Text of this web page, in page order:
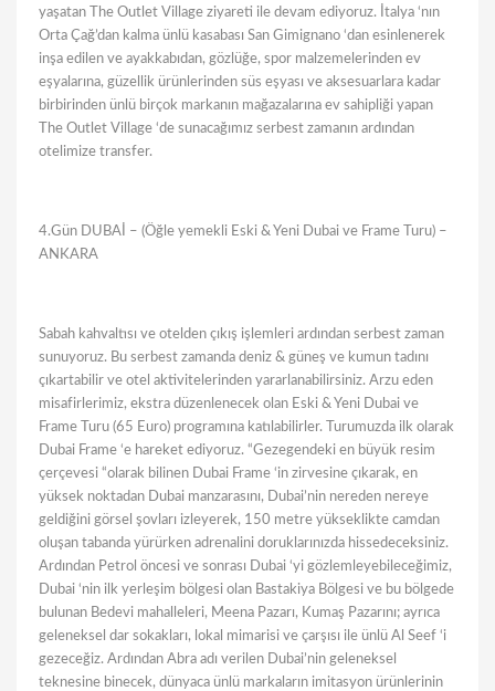
yaşatan The Outlet Village ziyareti ile devam ediyoruz. İtalya ‘nın
Orta Çağ’dan kalma ünlü kasabası San Gimignano ‘dan esinlenerek
inşa edilen ve ayakkabıdan, gözlüğe, spor malzemelerinden ev
eşyalarına, güzellik ürünlerinden süs eşyası ve aksesuarlara kadar
birbirinden ünlü birçok markanın mağazalarına ev sahipliği yapan
The Outlet Village ‘de sunacağımız serbest zamanın ardından
otelimize transfer.
4.Gün DUBAİ – (Öğle yemekli Eski & Yeni Dubai ve Frame Turu) –
ANKARA
Sabah kahvaltısı ve otelden çıkış işlemleri ardından serbest zaman
sunuyoruz. Bu serbest zamanda deniz & güneş ve kumun tadını
çıkartabilir ve otel aktivitelerinden yararlanabilirsiniz. Arzu eden
misafirlerimiz, ekstra düzenlenecek olan Eski & Yeni Dubai ve
Frame Turu (65 Euro) programına katılabilirler. Turumuzda ilk olarak
Dubai Frame ‘e hareket ediyoruz. “Gezegendeki en büyük resim
çerçevesi “olarak bilinen Dubai Frame ‘in zirvesine çıkarak, en
yüksek noktadan Dubai manzarasını, Dubai’nin nereden nereye
geldiğini görsel şovları izleyerek, 150 metre yükseklikte camdan
oluşan tabanda yürürken adrenalini doruklarınızda hissedeceksiniz.
Ardından Petrol öncesi ve sonrası Dubai ‘yi gözlemleyebileceğimiz,
Dubai ‘nin ilk yerleşim bölgesi olan Bastakiya Bölgesi ve bu bölgede
bulunan Bedevi mahalleleri, Meena Pazarı, Kumaş Pazarını; ayrıca
geleneksel dar sokakları, lokal mimarisi ve çarşısı ile ünlü Al Seef ‘i
gezeceğiz. Ardından Abra adı verilen Dubai’nin geleneksel
teknesine binecek, dünyaca ünlü markaların imitasyon ürünlerinin